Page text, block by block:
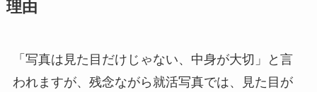
理由
「写真は見た目だけじゃない、中身が大切」と言
われますが、残念ながら就活写真では、見た目が